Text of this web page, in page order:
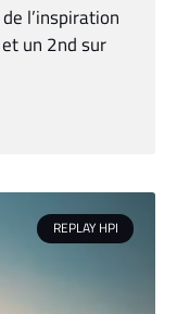
l’inspiration
un 2nd sur
REPLAY HPI